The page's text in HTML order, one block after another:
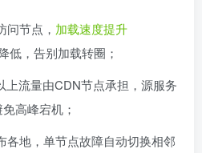
问节点， 加载速度提升
低，告别加载转圈；
上流量由CDN节点承担，源服务
高峰宕机；
各地，单节点故障自动切换相邻